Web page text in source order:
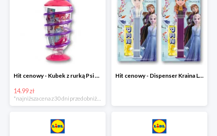
Hit cenowy - Kubek z rurką Psi Patrol, PONY, Minionki, Peppa
14.99 zł
Hit cenowy - Dispenser Kraina Lodu